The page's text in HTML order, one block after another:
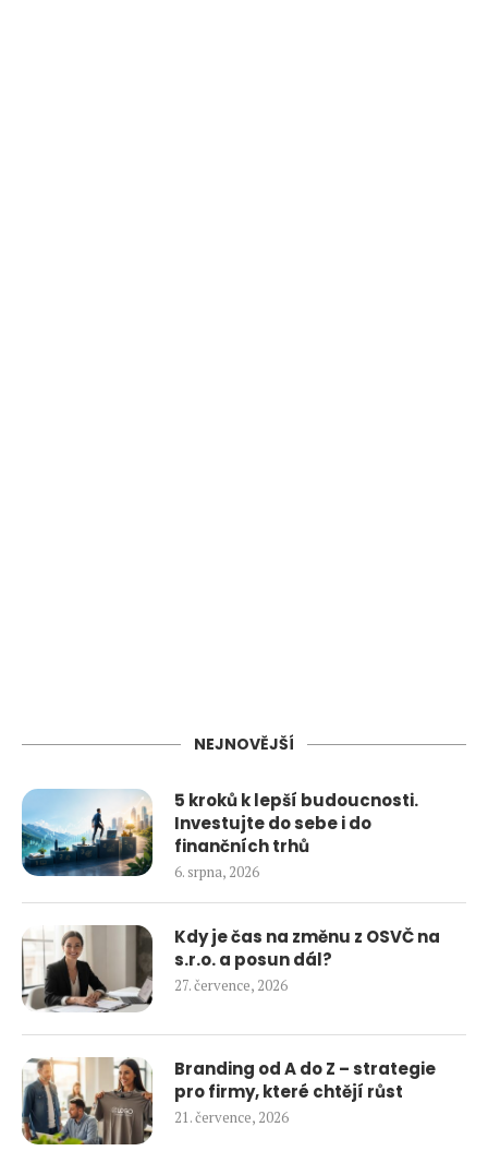
NEJNOVĚJŠÍ
5 kroků k lepší budoucnosti.
Investujte do sebe i do
finančních trhů
6. srpna, 2026
Kdy je čas na změnu z OSVČ na
s.r.o. a posun dál?
27. července, 2026
Branding od A do Z – strategie
pro firmy, které chtějí růst
21. července, 2026